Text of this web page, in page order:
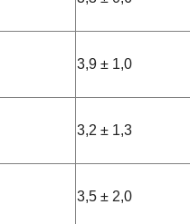
3,9 ± 1,0
3,2 ± 1,3
3,5 ± 2,0